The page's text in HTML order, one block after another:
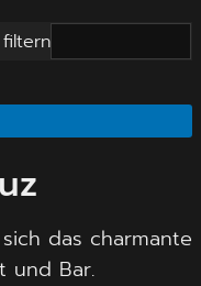
das charmante
und Bar.